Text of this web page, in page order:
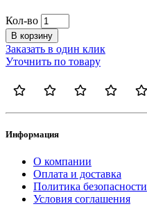
Кол-во
В корзину
Заказать в один клик
Уточнить по товару
Информация
О компании
Оплата и доставка
Политика безопасности
Условия соглашения